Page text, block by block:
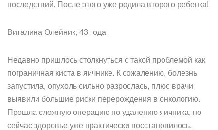
последствий. После этого уже родила второго ребенка!
Виталина Олейник, 43 года
Недавно пришлось столкнуться с такой проблемой как
пограничная киста в яичнике. К сожалению, болезнь
запустила, опухоль сильно разрослась, плюс врачи
выявили большие риски перерождения в онкологию.
Прошла сложную операцию по удалению яичника, но
сейчас здоровье уже практически восстановилось.